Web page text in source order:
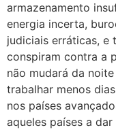
armazenamento
energia incerta,
judiciais erráticas, e
conspiram contra a
não mudará da
trabalhar menos
nos países
aqueles países a